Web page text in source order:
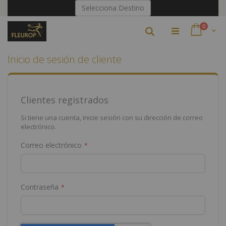
contenido
Selecciona Destino
Cart
0
Buscar
Inicio de sesión de cliente
Clientes registrados
Si tiene una cuenta, inicie sesión con su dirección de correo
electrónico.
Correo electrónico
Contraseña